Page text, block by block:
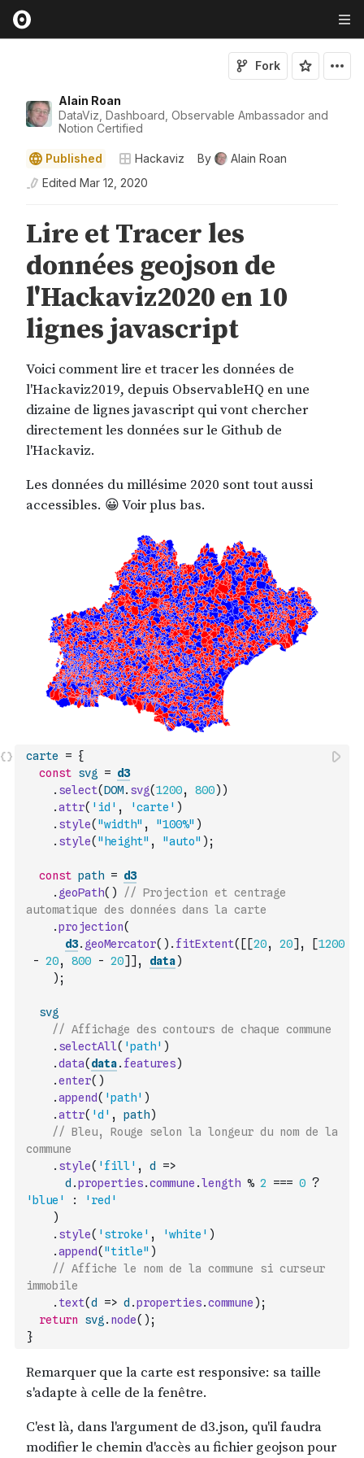
Alain Roan
DataViz, Dashboard, Observable Ambassador and
Notion Certified
Fork
Published Hackaviz By
Alain Roan
Edited Mar 12, 2020
carte = {
const svg = d3
. select(DOM. svg(1200, 800) )
.attr( 'id' , 'carte' )
. style( "width" , "100%" )
. style( "height" , "auto" ) ;
const path = d3
. geoPath( )
// Projection et centrage
automatique des données dans la carte
.projection(
d3. geoMercator( ) . fitExtent( [ [20, 20] , [1200
- 20, 800 - 20] ] , data)
) ;
svg
// Affichage des contours de chaque commune
. selectAll( 'path' )
.data( data. features)
.enter( )
.append( 'path' )
.attr( 'd' , path)
// Bleu, Rouge selon la longeur du nom de la
commune
. style( 'fill' , d
=>
d .properties.commune .length % 2 === 0 ?
'blue'
:
'red'
)
. style( 'stroke' , 'white' )
.append( "title" )
// Affiche le nom de la commune si curseur
immobile
. text(d => d .properties.commune ) ;
return
svg . node( ) ;
}